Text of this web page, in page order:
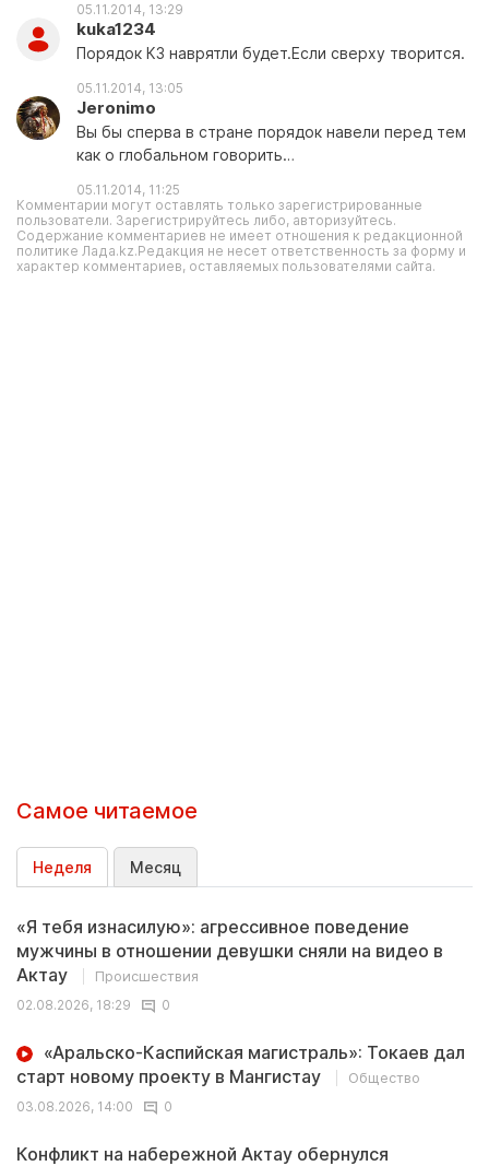
05.11.2014, 13:29
kuka1234
Порядок КЗ наврятли будет.Если сверху творится.
05.11.2014, 13:05
Jeronimo
Вы бы сперва в стране порядок навели перед тем
как о глобальном говорить…
05.11.2014, 11:25
Комментарии могут оставлять только зарегистрированные
пользователи. Зарегистрируйтесь либо, авторизуйтесь.
Содержание комментариев не имеет отношения к редакционной
политике Лада.kz.Редакция не несет ответственность за форму и
характер комментариев, оставляемых пользователями сайта.
Самое читаемое
Неделя Месяц
«Я тебя изнасилую»: агрессивное поведение
мужчины в отношении девушки сняли на видео в
Актау
Происшествия
02.08.2026, 18:29
0
«Аральско-Каспийская магистраль»: Токаев дал
старт новому проекту в Мангистау
Общество
03.08.2026, 14:00
0
Конфликт на набережной Актау обернулся